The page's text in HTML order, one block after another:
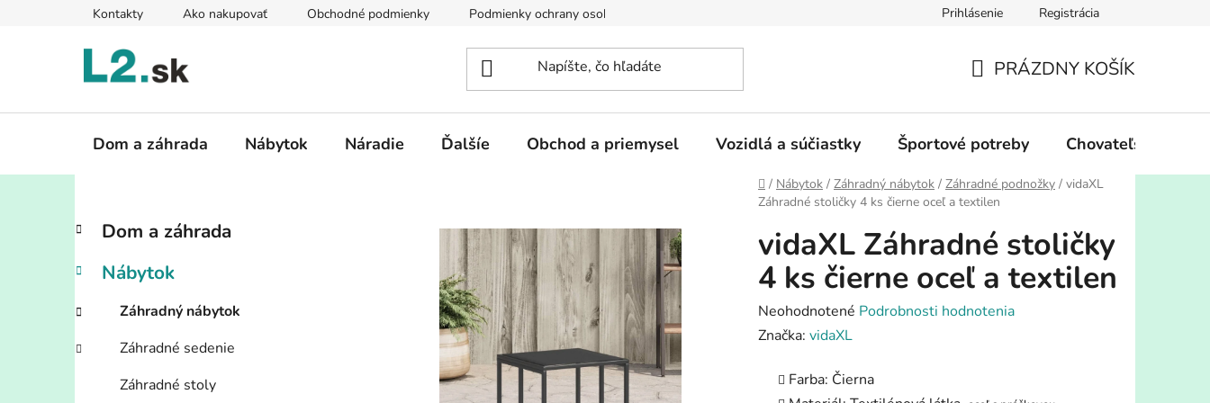
Kontakty Ako nakupovať Obchodné podmienky Podmienky ochrany osobných údajov Prihlásenie Registrácia
KOŠÍK
PRÁZDNY KOŠÍK
Dom a záhrada Nábytok Náradie Ďalšíe Obchod a priemysel Vozidlá a súčiastky Športové potreby Chovateľské
Domov
/ Nábytok / Záhradný nábytok / Záhradné podnožky / vidaXL
Záhradné stoličky 4 ks čierne oceľ a textilen
B
č
ý
p
a
Preskočiť
kategórie
K
a
e
ó
i
Dom a záhrada
Nábytok
Záhradný nábytok
Záhradné sedenie
Záhradné stoly
vidaXL Záhradné stoličky
4 ks čierne oceľ a textilen
Priemerné
hodnotenie
Neohodnotené Podrobnosti hodnotenia
Značka: vidaXL
Farba: Čierna